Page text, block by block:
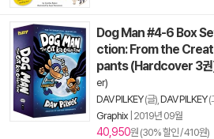
Dog Man #4-6 Box
ction: From the
pants (Hardcover 3
er)
DAV PILKEY(글), DAV PILKEY(
Graphix 2019년 09월
40,950원 (30% 할인 / 410원)